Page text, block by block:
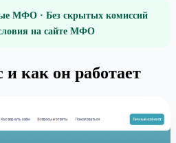
МФО · Без скрытых комиссий
на сайте МФО
и как он работает